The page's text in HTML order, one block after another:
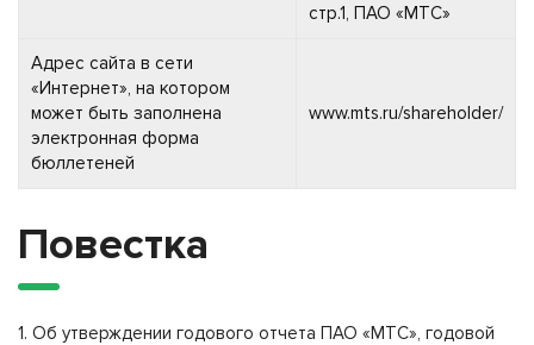
стр.1, ПАО «МТС»
Адрес сайта в сети
«Интернет», на котором
может быть заполнена
электронная форма
бюллетеней
www.mts.ru/shareholder/
Повестка
1. Об утверждении годового отчета ПАО «МТС», годовой